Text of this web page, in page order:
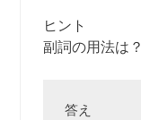
ヒント
副詞の用法は？
答え